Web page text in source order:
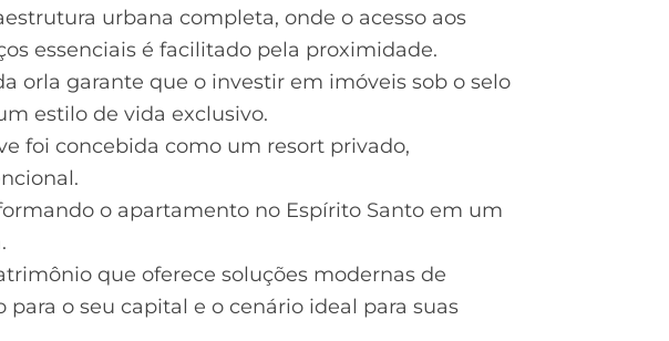
urbana completa, onde o acesso aos
essenciais é facilitado pela proximidade.
orla garante que o investir em imóveis sob o selo
estilo de vida exclusivo.
foi concebida como um resort privado,
o apartamento no Espírito Santo em um
que oferece soluções modernas de
o seu capital e o cenário ideal para suas